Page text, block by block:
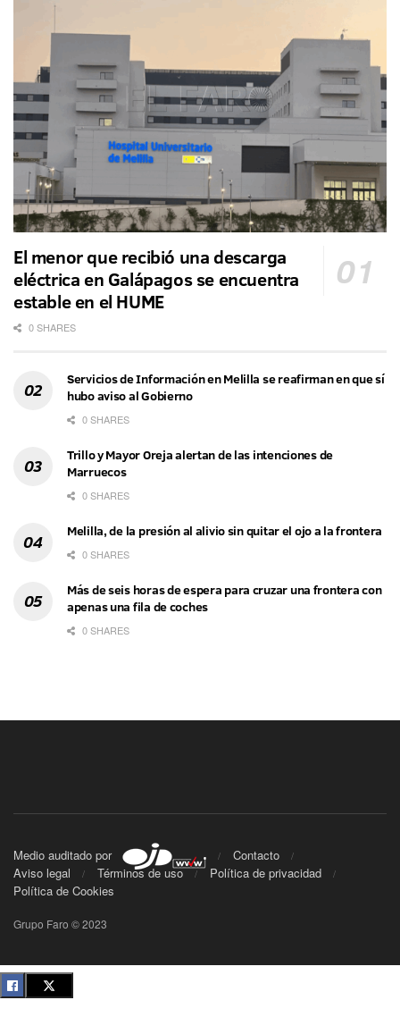
El menor que recibió una descarga
eléctrica en Galápagos se encuentra
estable en el HUME
0 SHARES
Servicios de Información en Melilla se reafirman en que sí
hubo aviso al Gobierno
0 SHARES
Trillo y Mayor Oreja alertan de las intenciones de
Marruecos
0 SHARES
Melilla, de la presión al alivio sin quitar el ojo a la frontera
0 SHARES
Más de seis horas de espera para cruzar una frontera con
apenas una fila de coches
0 SHARES
Medio auditado por
Contacto
Aviso legal
Términos de uso
Política de privacidad
Política de Cookies
Grupo Faro © 2023